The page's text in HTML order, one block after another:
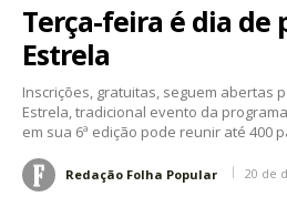
Terça-feira é dia de
Estrela
Inscrições, gratuitas, seguem abertas
Estrela, tradicional evento da
em sua 6ª edição pode reunir até 400
Redação Folha Popular 20 de